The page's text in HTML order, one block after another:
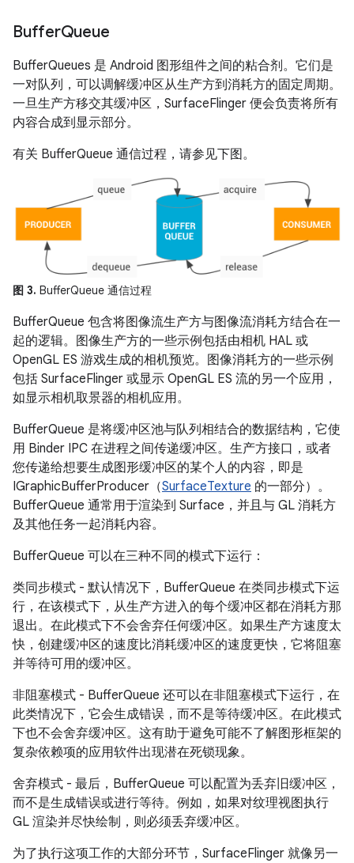
BufferQueue
BufferQueues 是 Android 图形组件之间的粘合剂。它们是
一对队列，可以调解缓冲区从生产方到消耗方的固定周期。
一旦生产方移交其缓冲区，SurfaceFlinger 便会负责将所有
内容合成到显示部分。
有关 BufferQueue 通信过程，请参见下图。
图 3. BufferQueue 通信过程
BufferQueue 包含将图像流生产方与图像流消耗方结合在一
起的逻辑。图像生产方的一些示例包括由相机 HAL 或
OpenGL ES 游戏生成的相机预览。图像消耗方的一些示例
包括 SurfaceFlinger 或显示 OpenGL ES 流的另一个应用，
如显示相机取景器的相机应用。
BufferQueue 是将缓冲区池与队列相结合的数据结构，它使
用 Binder IPC 在进程之间传递缓冲区。生产方接口，或者
您传递给想要生成图形缓冲区的某个人的内容，即是
IGraphicBufferProducer（SurfaceTexture 的一部分）。
BufferQueue 通常用于渲染到 Surface，并且与 GL 消耗方
及其他任务一起消耗内容。
BufferQueue 可以在三种不同的模式下运行：
类同步模式 - 默认情况下，BufferQueue 在类同步模式下运
行，在该模式下，从生产方进入的每个缓冲区都在消耗方那
退出。在此模式下不会舍弃任何缓冲区。如果生产方速度太
快，创建缓冲区的速度比消耗缓冲区的速度更快，它将阻塞
并等待可用的缓冲区。
非阻塞模式 - BufferQueue 还可以在非阻塞模式下运行，在
此类情况下，它会生成错误，而不是等待缓冲区。在此模式
下也不会舍弃缓冲区。这有助于避免可能不了解图形框架的
复杂依赖项的应用软件出现潜在死锁现象。
舍弃模式 - 最后，BufferQueue 可以配置为丢弃旧缓冲区，
而不是生成错误或进行等待。例如，如果对纹理视图执行
GL 渲染并尽快绘制，则必须丢弃缓冲区。
为了执行这项工作的大部分环节，SurfaceFlinger 就像另一